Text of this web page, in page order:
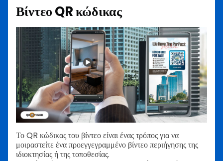
Βίντεο QR κώδικας
Το QR κώδικας του βίντεο είναι ένας τρόπος για να
μοιραστείτε ένα προεγγεγραμμένο βίντεο περιήγησης της
ιδιοκτησίας ή της τοποθεσίας.